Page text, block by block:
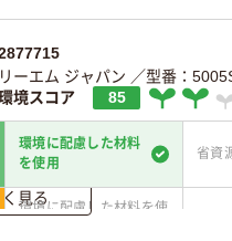
ーエム ジャパン ／型番：
境スコア
85
環境に配慮した材料
を使用
省資
環境に配慮した材料を使
見る